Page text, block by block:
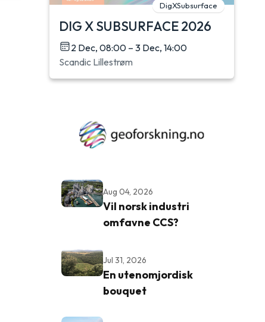
DigXSubsurface
DIG X SUBSURFACE 2026
2 Dec, 08:00 – 3 Dec, 14:00
Scandic Lillestrøm
Aug 04, 2026
Vil norsk industri
omfavne CCS?
Jul 31, 2026
En utenomjordisk
bouquet